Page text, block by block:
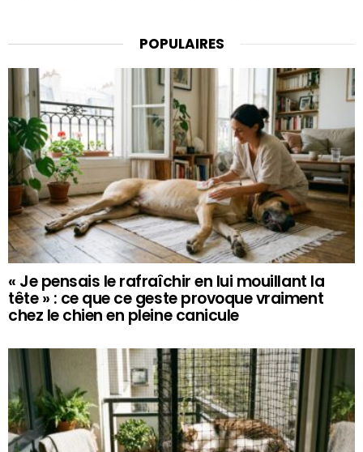
POPULAIRES
« Je pensais le rafraîchir en lui mouillant la
tête » : ce que ce geste provoque vraiment
chez le chien en pleine canicule